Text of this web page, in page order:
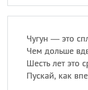
Чугун — это
Чем дольше
Шесть лет это
Пускай, как